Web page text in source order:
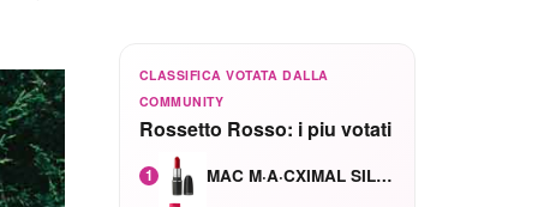
CLASSIFICA VOTATA DALLA
COMMUNITY
Rossetto Rosso: i piu votati
1 MAC M·A·CXIMAL SILKY MATTE Red Rock mat